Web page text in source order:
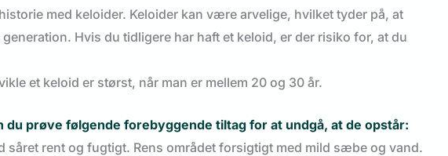
med keloider. Keloider kan være arvelige, hvilket tyder på, at
Hvis du tidligere har haft et keloid, er der risiko for, at du
et keloid er størst, når man er mellem 20 og 30 år.
du prøve følgende forebyggende tiltag for at undgå, at de opstår:
såret rent og fugtigt. Rens området forsigtigt med mild sæbe og vand.